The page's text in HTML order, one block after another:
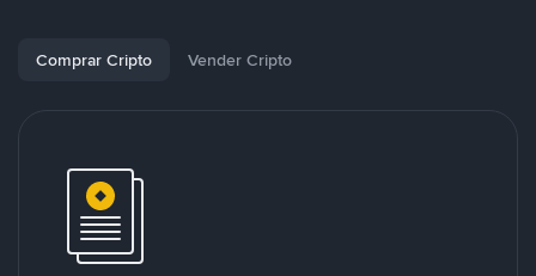
Comprar Cripto Vender Cripto